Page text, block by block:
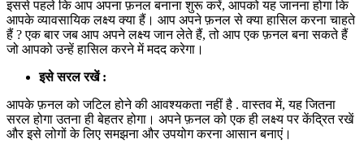
इससे पहले कि आप अपना फ़नल बनाना शुरू करें, आपको यह जानना होगा कि
आपके व्यावसायिक लक्ष्य क्या हैं। आप अपने फ़नल से क्या हासिल करना चाहते
हैं ? एक बार जब आप अपने लक्ष्य जान लेते हैं, तो आप एक फ़नल बना सकते हैं
जो आपको उन्हें हासिल करने में मदद करेगा।
इसे सरल रखें :
आपके फ़नल को जटिल होने की आवश्यकता नहीं है . वास्तव में, यह जितना
सरल होगा उतना ही बेहतर होगा। अपने फ़नल को एक ही लक्ष्य पर केंद्रित रखें
और इसे लोगों के लिए समझना और उपयोग करना आसान बनाएं।